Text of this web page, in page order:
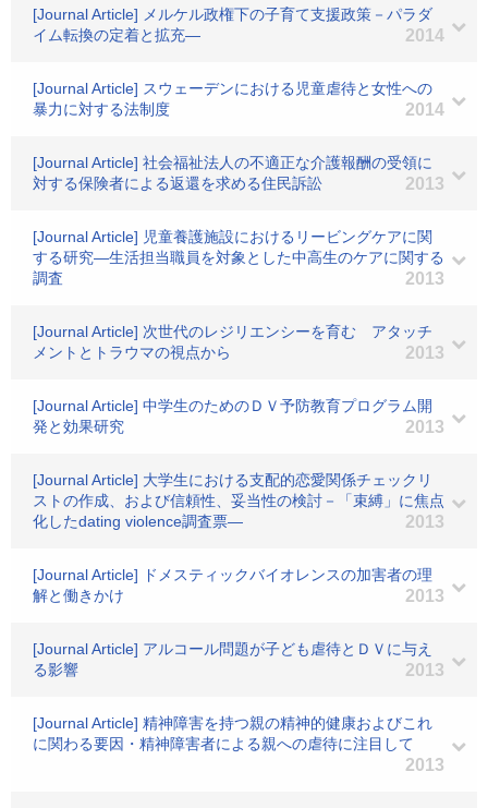
[Journal Article] メルケル政権下の子育て支援政策－パラダ
イム転換の定着と拡充―
2014
[Journal Article] スウェーデンにおける児童虐待と女性への
暴力に対する法制度
2014
[Journal Article] 社会福祉法人の不適正な介護報酬の受領に
対する保険者による返還を求める住民訴訟
2013
[Journal Article] 児童養護施設におけるリービングケアに関
する研究―生活担当職員を対象とした中高生のケアに関する
調査
2013
[Journal Article] 次世代のレジリエンシーを育む アタッチ
メントとトラウマの視点から
2013
[Journal Article] 中学生のためのＤＶ予防教育プログラム開
発と効果研究
2013
[Journal Article] 大学生における支配的恋愛関係チェックリ
ストの作成、および信頼性、妥当性の検討－「束縛」に焦点
化したdating violence調査票―
2013
[Journal Article] ドメスティックバイオレンスの加害者の理
解と働きかけ
2013
[Journal Article] アルコール問題が子ども虐待とＤＶに与え
る影響
2013
[Journal Article] 精神障害を持つ親の精神的健康およびこれ
に関わる要因・精神障害者による親への虐待に注目して
2013